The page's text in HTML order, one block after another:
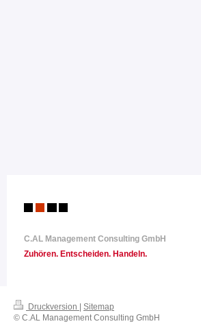
C.AL Management Consulting GmbH
Zuhören. Entscheiden. Handeln.
Druckversion
Sitemap
© C.AL Management Consulting GmbH